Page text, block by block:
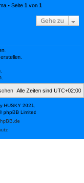
• Seite 1 von 1
Gehe zu
Alle Zeiten sind UTC+02:00
HUSKY 2021,
phpBB Limited